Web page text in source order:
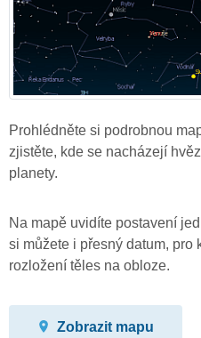
Prohlédněte si podrobnou
zjistěte, kde se nacházejí
planety.
Na mapě uvidíte postavení
si můžete i přesný datum, pro
rozložení těles na obloze.
Zobrazit mapu